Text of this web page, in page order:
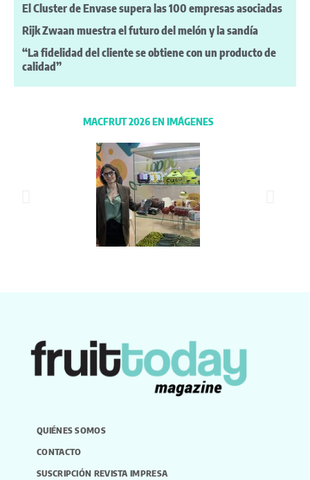
El Cluster de Envase supera las 100 empresas asociadas
Rijk Zwaan muestra el futuro del melón y la sandía
“La fidelidad del cliente se obtiene con un producto de
calidad”
MACFRUT 2026 EN IMÁGENES
QUIÉNES SOMOS
CONTACTO
SUSCRIPCIÓN REVISTA IMPRESA